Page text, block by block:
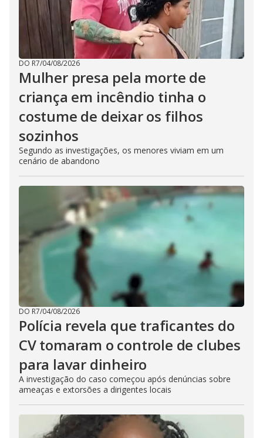
DO R7/04/08/2026
Mulher presa pela morte de
criança em incêndio tinha o
costume de deixar os filhos
sozinhos
Segundo as investigações, os menores viviam em um
cenário de abandono
DO R7/04/08/2026
Polícia revela que traficantes do
CV tomaram o controle de clubes
para lavar dinheiro
A investigação do caso começou após denúncias sobre
ameaças e extorsões a dirigentes locais